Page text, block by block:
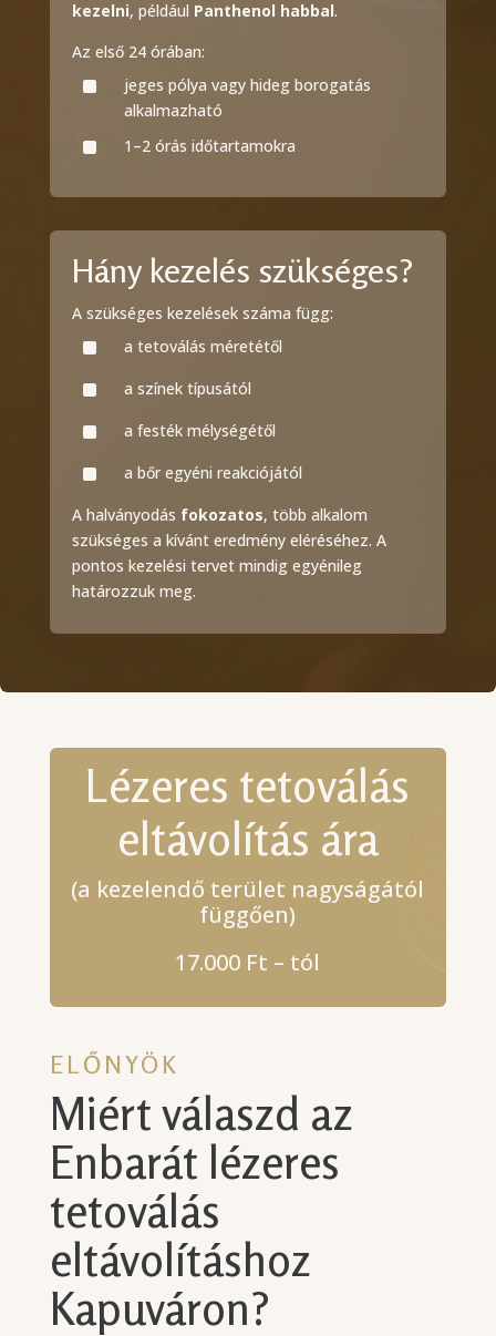
kezelni, például Panthenol habbal.
Az első 24 órában:
^
jeges pólya vagy hideg borogatás
alkalmazható
^ 1–2 órás időtartamokra
Hány kezelés szükséges?
A szükséges kezelések száma függ:
^ a tetoválás méretétől
^ a színek típusától
^ a festék mélységétől
^
a bőr egyéni reakciójától
A halványodás fokozatos, több alkalom
szükséges a kívánt eredmény eléréséhez. A
pontos kezelési tervet mindig egyénileg
határozzuk meg.
Lézeres tetoválás
eltávolítás ára
(a kezelendő terület nagyságától
függően)
17.000 Ft – tól
ELŐNYÖK
Miért válaszd az
Enbarát lézeres
tetoválás
eltávolításhoz
Kapuváron?